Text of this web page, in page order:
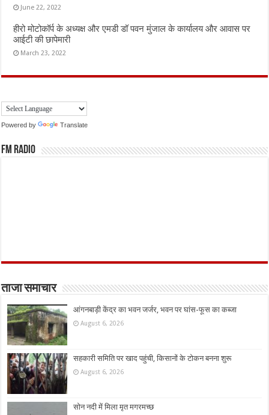
June 22, 2022
हीरो मोटोकॉर्प के अध्यक्ष और एमडी डॉ पवन मुंजाल के कार्यालय और आवास पर
आईटी की छापेमारी
March 23, 2022
Powered by Translate
FM Radio
ताजा समाचार
आंगनबाड़ी केंद्र का भवन जर्जर, भवन पर घांस-फूस का कब्जा
August 6, 2026
सहकारी समिति पर खाद पहुंची, किसानों के टोकन बनना शुरू
August 6, 2026
सोन नदी में मिला मृत मगरमच्छ